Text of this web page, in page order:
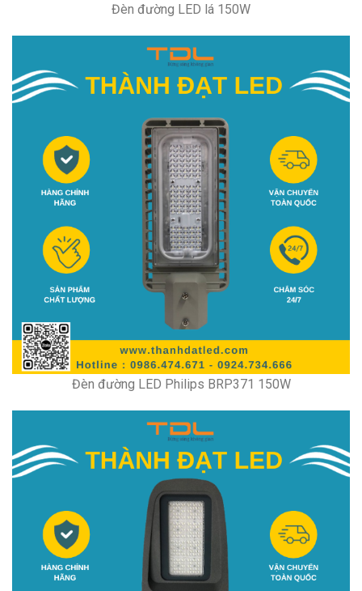
Đèn đường LED lá 150W
Đèn đường LED Philips BRP371 150W